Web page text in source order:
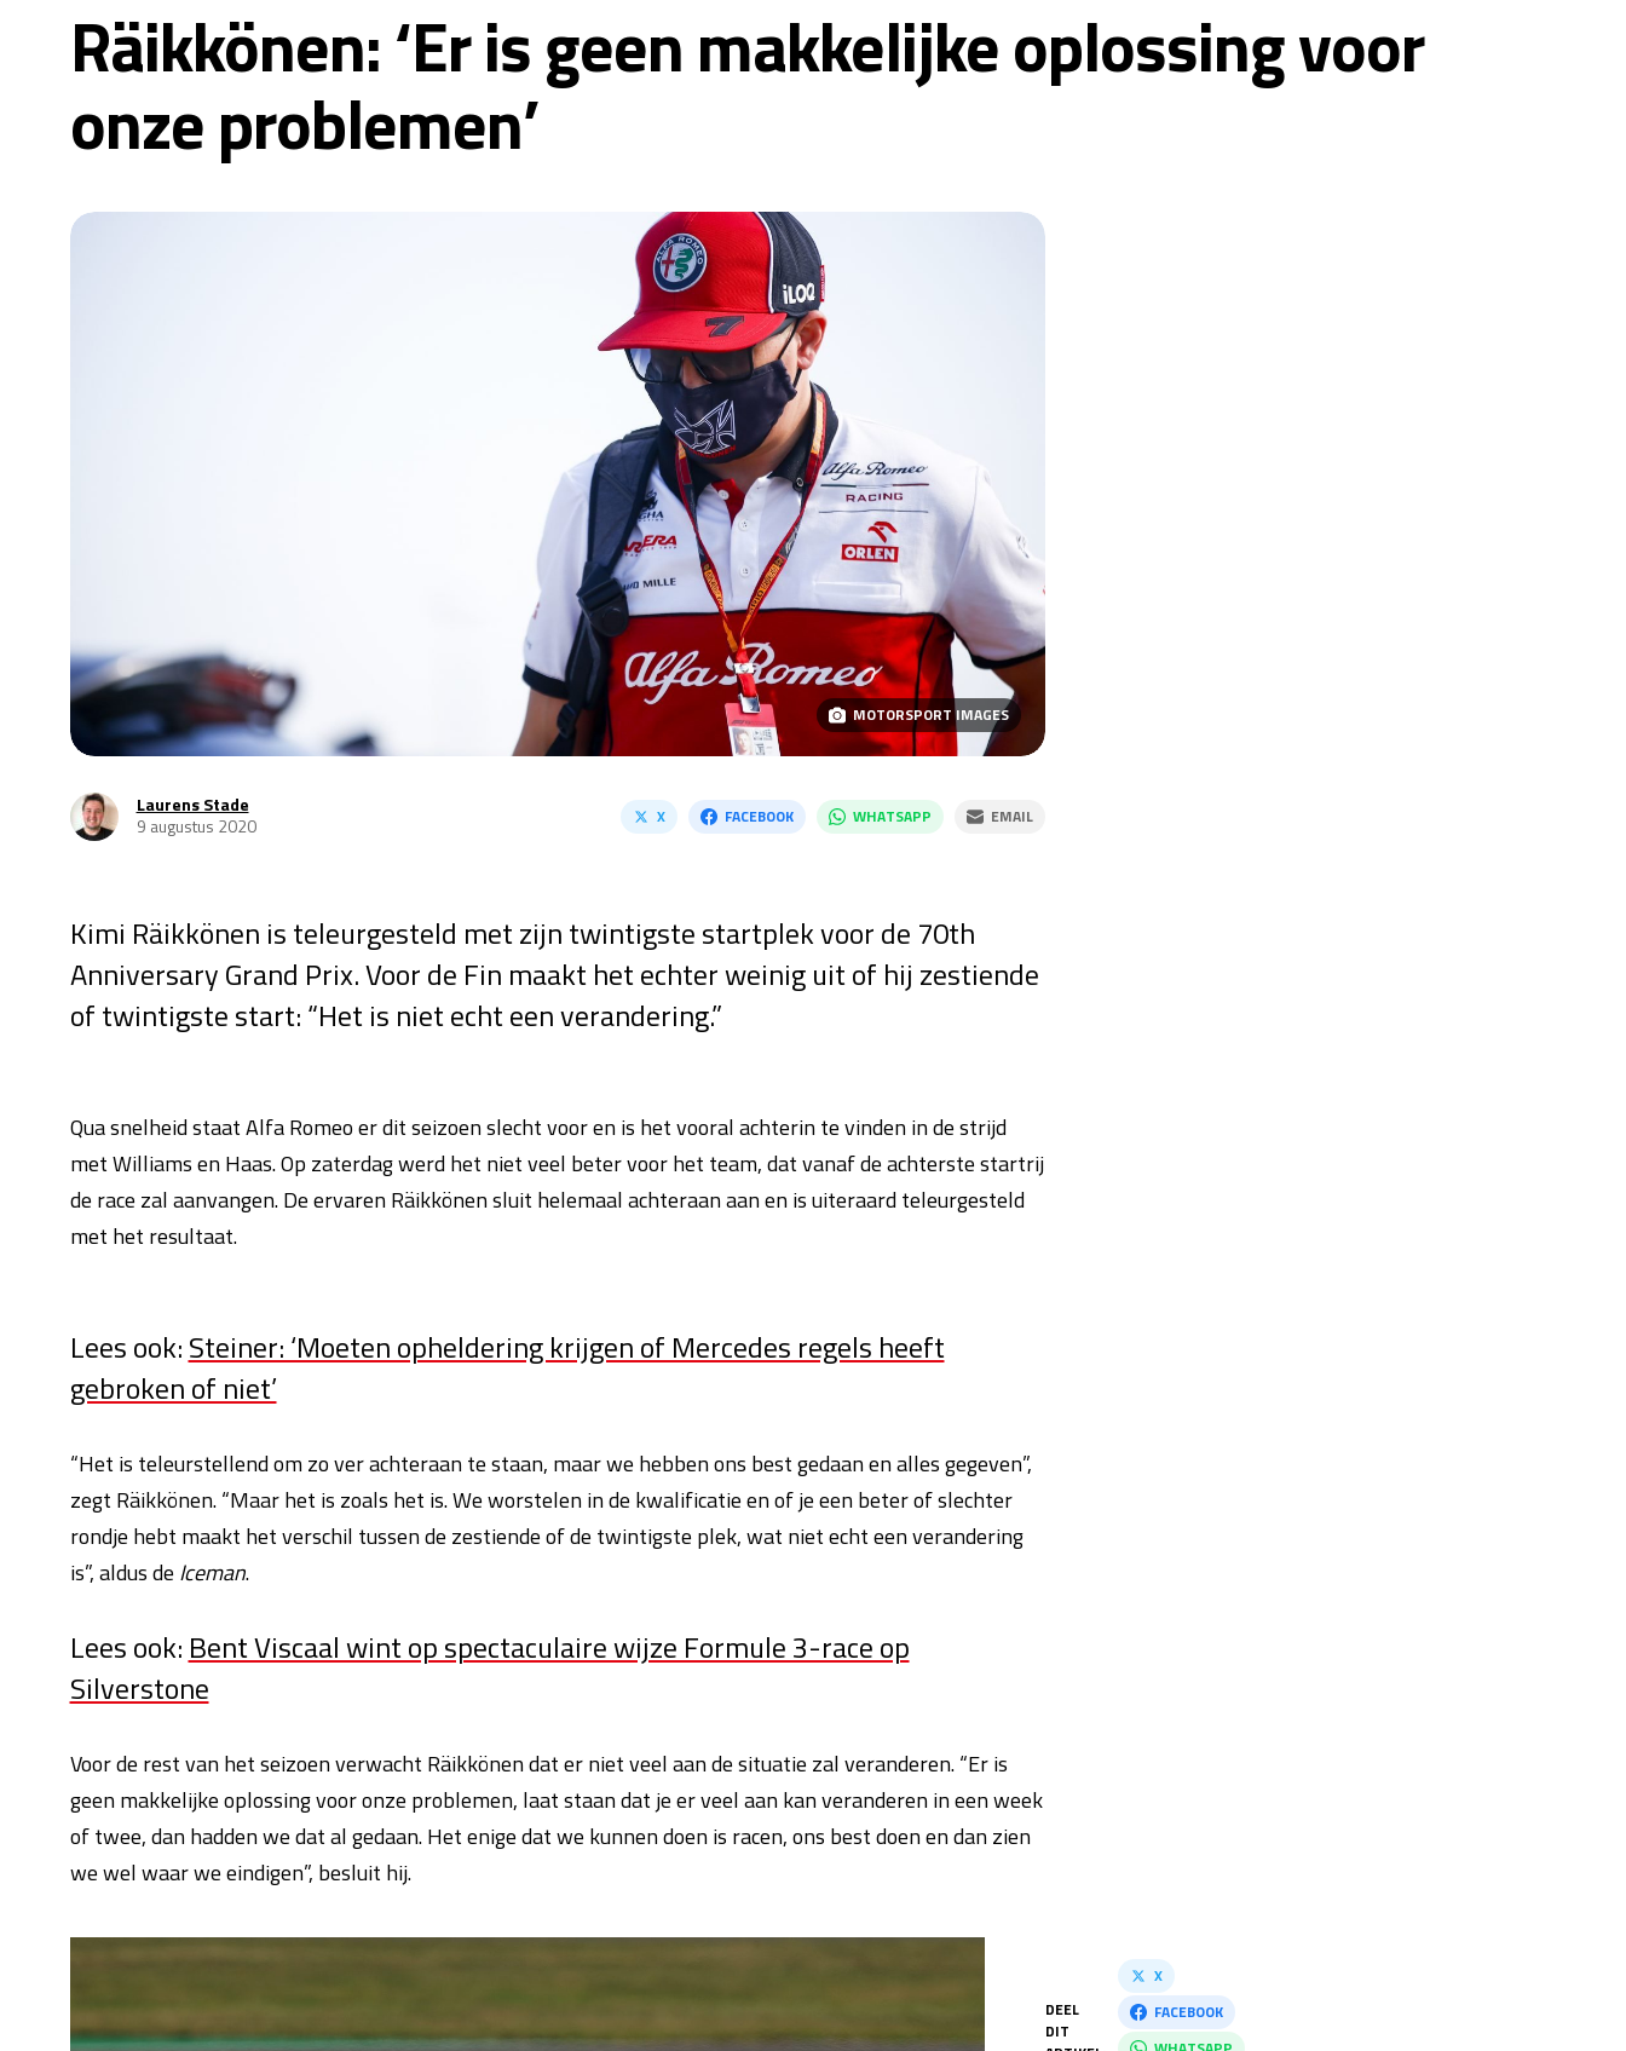
Räikkönen: ‘Er is geen makkelijke oplossing voor
onze problemen’
MOTORSPORT IMAGES
Laurens Stade
9 augustus 2020
X FACEBOOK WHATSAPP EMAIL
Kimi Räikkönen is teleurgesteld met zijn twintigste startplek voor de 70th
Anniversary Grand Prix. Voor de Fin maakt het echter weinig uit of hij zestiende
of twintigste start: “Het is niet echt een verandering.”
Qua snelheid staat Alfa Romeo er dit seizoen slecht voor en is het vooral achterin te vinden in de strijd
met Williams en Haas. Op zaterdag werd het niet veel beter voor het team, dat vanaf de achterste startrij
de race zal aanvangen. De ervaren Räikkönen sluit helemaal achteraan aan en is uiteraard teleurgesteld
met het resultaat.
Lees ook:Steiner: ‘Moeten opheldering krijgen of Mercedes regels heeft
gebroken of niet’
“Het is teleurstellend om zo ver achteraan te staan, maar we hebben ons best gedaan en alles gegeven”,
zegt Räikkönen. “Maar het is zoals het is. We worstelen in de kwalificatie en of je een beter of slechter
rondje hebt maakt het verschil tussen de zestiende of de twintigste plek, wat niet echt een verandering
is”, aldus de Iceman.
Lees ook: Bent Viscaal wint op spectaculaire wijze Formule 3-race op
Silverstone
Voor de rest van het seizoen verwacht Räikkönen dat er niet veel aan de situatie zal veranderen. “Er is
geen makkelijke oplossing voor onze problemen, laat staan dat je er veel aan kan veranderen in een week
of twee, dan hadden we dat al gedaan. Het enige dat we kunnen doen is racen, ons best doen en dan zien
we wel waar we eindigen”, besluit hij.
DEEL
DIT
X
FACEBOOK